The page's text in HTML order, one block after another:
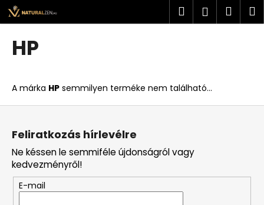
Ugrás
fő
tartalomhoz
Keresés
HP
A márka HP semmilyen terméke nem található...
K
o
i
t
k
e
r
e
s
?
L
Feliratkozás hírlevélre
Ne késsen le semmiféle újdonságról vagy
kedvezményről!
E-mail